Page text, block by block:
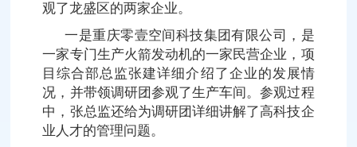
观了龙盛区的两家企业。
一是重庆零壹空间科技集团有限公司，是
一家专门生产火箭发动机的一家民营企业，项
目综合部总监张建详细介绍了企业的发展情
况，并带领调研团参观了生产车间。参观过程
中，张总监还给为调研团详细讲解了高科技企
业人才的管理问题。